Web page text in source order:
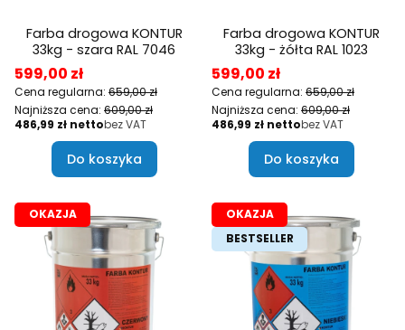
Farba drogowa KONTUR
33kg - szara RAL 7046
Cena promocyjna
599,00 zł
Cena regularna: 659,00 zł
Najniższa cena: 609,00 zł
Cena
486,99 zł bez VAT
Do koszyka
Farba drogowa KONTUR
33kg - żółta RAL 1023
Cena promocyjna
599,00 zł
Cena regularna: 659,00 zł
Najniższa cena: 609,00 zł
Cena
486,99 zł bez VAT
Do koszyka
OKAZJA
OKAZJA
BESTSELLER